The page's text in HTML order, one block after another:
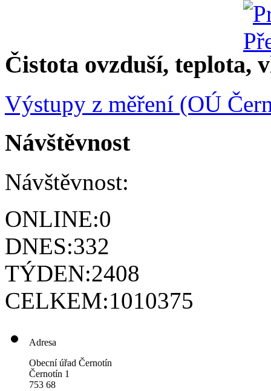
Čistota ovzduší, teplota,
Výstupy z měření (OÚ
Návštěvnost
Návštěvnost:
ONLINE:0
DNES:332
TÝDEN:2408
CELKEM:1010375
Adresa
Obecní úřad Černotín
Černotín 1
753 68